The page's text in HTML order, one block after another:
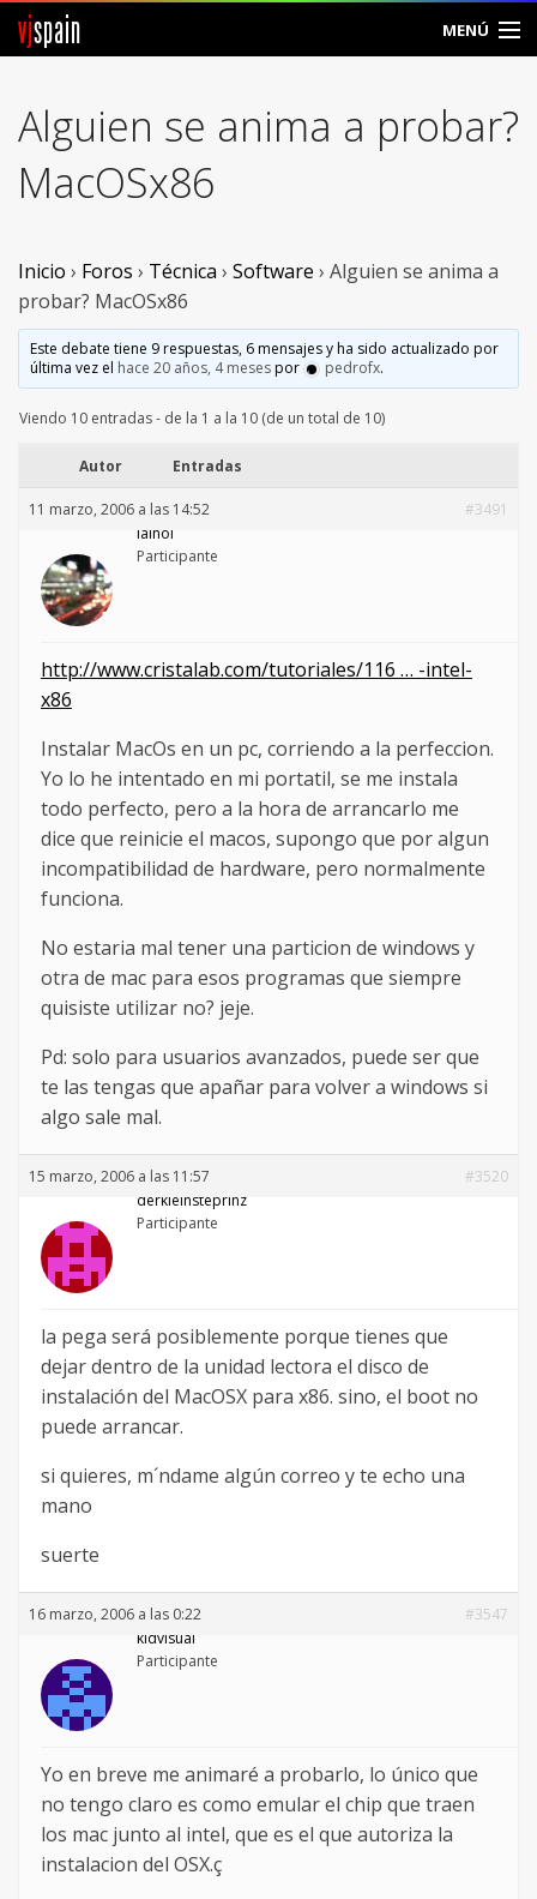
vjspain MENÚ
Foros
Noticias
Vjspain
Ayuda
Contacto
Entrar
Alguien se anima a probar?
MacOSx86
Inicio › Foros › Técnica › Software › Alguien se anima a
probar? MacOSx86
Este debate tiene 9 respuestas, 6 mensajes y ha sido actualizado por
última vez el hace 20 años, 4 mesespor pedrofx.
Viendo 10 entradas - de la 1 a la 10 (de un total de 10)
Autor Entradas
11 marzo, 2006 a las 14:52
#3491
lainol
Participante
http://www.cristalab.com/tutoriales/116 … -intel-
x86
Instalar MacOs en un pc, corriendo a la perfeccion.
Yo lo he intentado en mi portatil, se me instala
todo perfecto, pero a la hora de arrancarlo me
dice que reinicie el macos, supongo que por algun
incompatibilidad de hardware, pero normalmente
funciona.
No estaria mal tener una particion de windows y
otra de mac para esos programas que siempre
quisiste utilizar no? jeje.
Pd: solo para usuarios avanzados, puede ser que
te las tengas que apañar para volver a windows si
algo sale mal.
15 marzo, 2006 a las 11:57
#3520
derkleinsteprinz
Participante
la pega será posiblemente porque tienes que
dejar dentro de la unidad lectora el disco de
instalación del MacOSX para x86. sino, el boot no
puede arrancar.
si quieres, m´ndame algún correo y te echo una
mano
suerte
16 marzo, 2006 a las 0:22
#3547
kidvisual
Participante
Yo en breve me animaré a probarlo, lo único que
no tengo claro es como emular el chip que traen
los mac junto al intel, que es el que autoriza la
instalacion del OSX.ç